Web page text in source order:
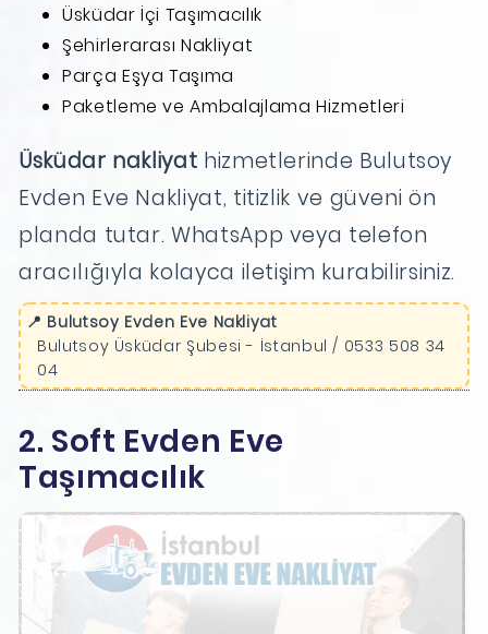
Üsküdar İçi Taşımacılık
Şehirlerarası Nakliyat
Parça Eşya Taşıma
Paketleme ve Ambalajlama Hizmetleri
Üsküdar nakliyat hizmetlerinde Bulutsoy
Evden Eve Nakliyat, titizlik ve güveni ön
planda tutar. WhatsApp veya telefon
aracılığıyla kolayca iletişim kurabilirsiniz.
📍 Bulutsoy Evden Eve Nakliyat
Bulutsoy Üsküdar Şubesi - İstanbul / 0533 508 34
04
2. Soft Evden Eve
Taşımacılık